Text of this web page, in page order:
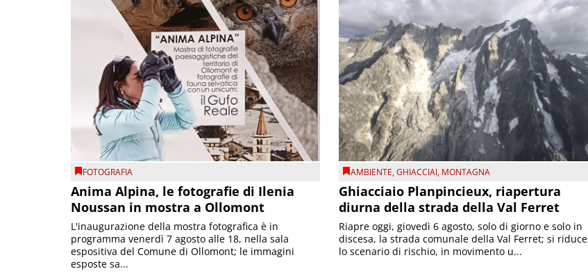
FOTOGRAFIA
Anima Alpina, le fotografie di Ilenia
Noussan in mostra a Ollomont
L'inaugurazione della mostra fotografica è in
programma venerdì 7 agosto alle 18, nella sala
espositiva del Comune di Ollomont; le immagini
esposte sa...
AMBIENTE,GHIACCIAI, MONTAGNA
Ghiacciaio Planpincieux, riapertura
diurna della strada della Val Ferret
Riapre oggi, giovedì 6 agosto, solo di giorno e solo in
discesa, la strada comunale della Val Ferret; si riduce
lo scenario di rischio, in movimento u...